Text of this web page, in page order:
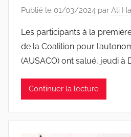
Publié le 01/03/2024 par Ali
Les participants à la
de la Coalition pour
(AUSACO) ont salué, jeudi à
Continuer la lecture